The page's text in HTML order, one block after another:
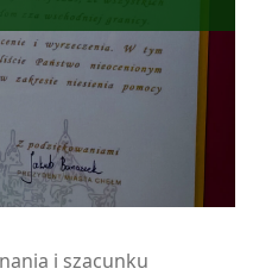
i szacunku